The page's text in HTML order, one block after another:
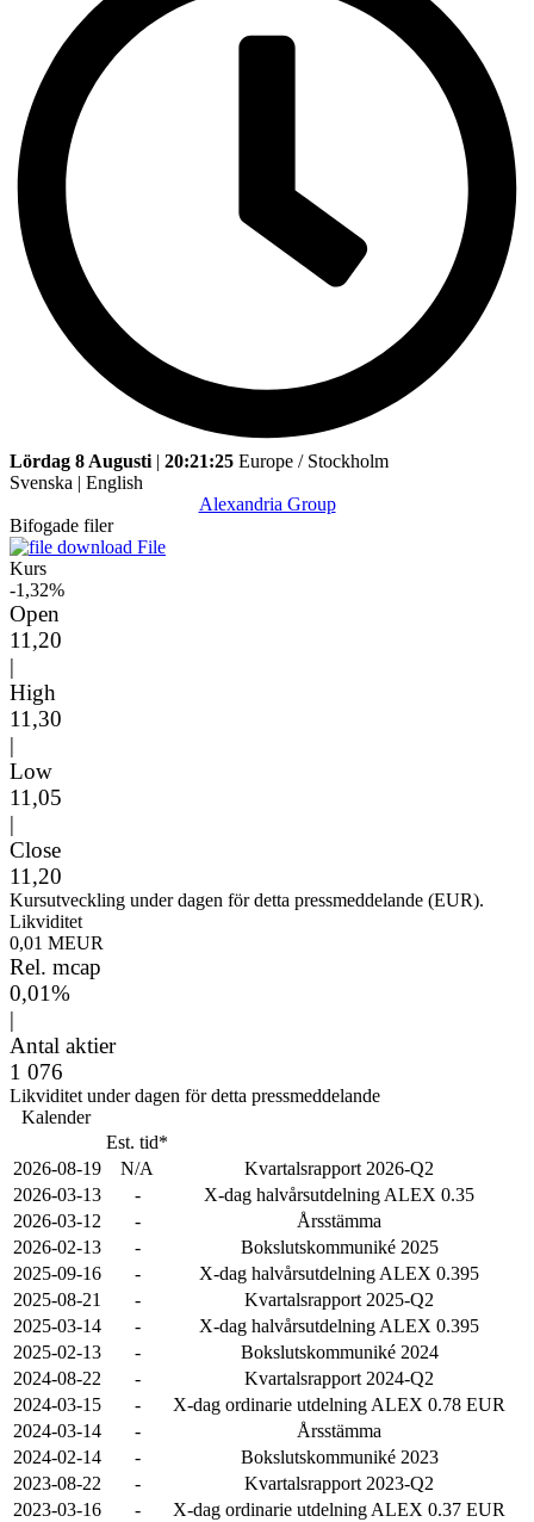
Lördag 8 Augusti | 20:21:25 Europe / Stockholm
Svenska | English
Alexandria Group
Bifogade filer
File
Kurs
-1,32%
Open
11,20
|
High
11,30
|
Low
11,05
|
Close
11,20
Kursutveckling under dagen för detta pressmeddelande (EUR).
Likviditet
0,01 MEUR
Rel. mcap
0,01%
|
Antal aktier
1 076
Likviditet under dagen för detta pressmeddelande
Kalender
Est. tid*
2026-08-19
N/A
Kvartalsrapport 2026-Q2
2026-03-13
-
X-dag halvårsutdelning ALEX 0.35
2026-03-12
-
Årsstämma
2026-02-13
-
Bokslutskommuniké 2025
2025-09-16
-
X-dag halvårsutdelning ALEX 0.395
2025-08-21
-
Kvartalsrapport 2025-Q2
2025-03-14
-
X-dag halvårsutdelning ALEX 0.395
2025-02-13
-
Bokslutskommuniké 2024
2024-08-22
-
Kvartalsrapport 2024-Q2
2024-03-15
-
X-dag ordinarie utdelning ALEX 0.78 EUR
2024-03-14
-
Årsstämma
2024-02-14
-
Bokslutskommuniké 2023
2023-08-22
-
Kvartalsrapport 2023-Q2
2023-03-16
- X-dag ordinarie utdelning ALEX 0.37 EUR